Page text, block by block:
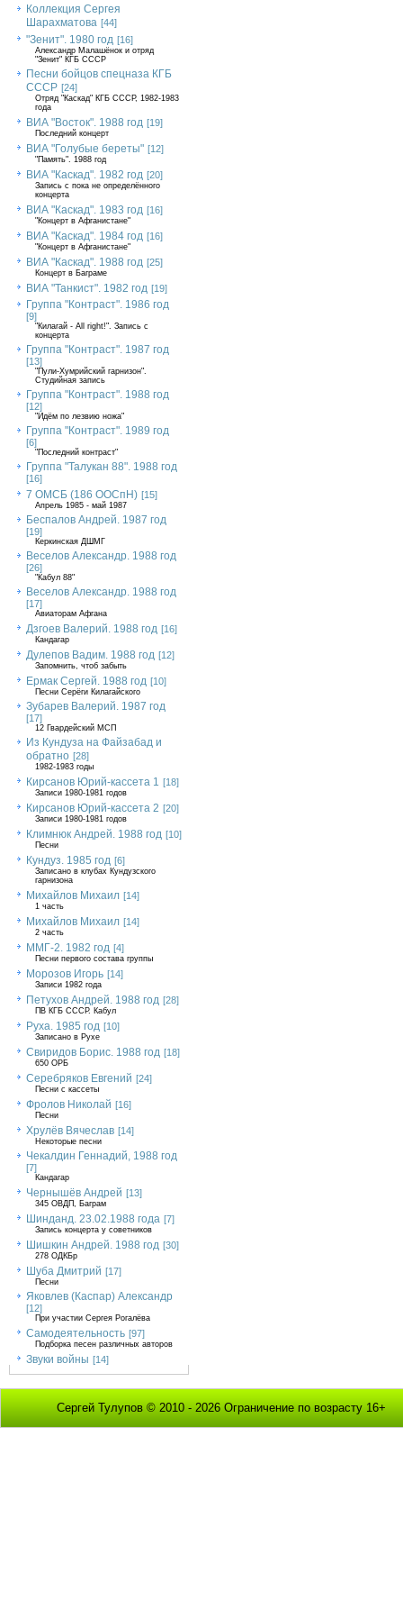
Коллекция Сергея
Шарахматова [44]
"Зенит". 1980 год [16]
Александр Малашёнок и отряд
"Зенит" КГБ СССР
Песни бойцов спецназа КГБ
СССР [24]
Отряд "Каскад" КГБ СССР, 1982-1983
года
ВИА "Восток". 1988 год [19]
Последний концерт
ВИА "Голубые береты" [12]
"Память". 1988 год
ВИА "Каскад". 1982 год [20]
Запись с пока не определённого
концерта
ВИА "Каскад". 1983 год [16]
"Концерт в Афганистане"
ВИА "Каскад". 1984 год [16]
"Концерт в Афганистане"
ВИА "Каскад". 1988 год [25]
Концерт в Баграме
ВИА "Танкист". 1982 год [19]
Группа "Контраст". 1986 год
[9]
"Килагай - All right!". Запись с
концерта
Группа "Контраст". 1987 год
[13]
"Пули-Хумрийский гарнизон".
Студийная запись
Группа "Контраст". 1988 год
[12]
"Идём по лезвию ножа"
Группа "Контраст". 1989 год
[6]
"Последний контраст"
Группа "Талукан 88". 1988 год
[16]
7 ОМСБ (186 ООСпН) [15]
Апрель 1985 - май 1987
Беспалов Андрей. 1987 год
[19]
Керкинская ДШМГ
Веселов Александр. 1988 год
[26]
"Кабул 88"
Веселов Александр. 1988 год
[17]
Авиаторам Афгана
Дзгоев Валерий. 1988 год [16]
Кандагар
Дулепов Вадим. 1988 год [12]
Запомнить, чтоб забыть
Ермак Сергей. 1988 год [10]
Песни Серёги Килагайского
Зубарев Валерий. 1987 год
[17]
12 Гвардейский МСП
Из Кундуза на Файзабад и
обратно [28]
1982-1983 годы
Кирсанов Юрий-кассета 1 [18]
Записи 1980-1981 годов
Кирсанов Юрий-кассета 2 [20]
Записи 1980-1981 годов
Климнюк Андрей. 1988 год [10]
Песни
Кундуз. 1985 год [6]
Записано в клубах Кундузского
гарнизона
Михайлов Михаил [14]
1 часть
Михайлов Михаил [14]
2 часть
ММГ-2. 1982 год [4]
Песни первого состава группы
Морозов Игорь [14]
Записи 1982 года
Петухов Андрей. 1988 год [28]
ПВ КГБ СССР. Кабул
Руха. 1985 год [10]
Записано в Рухе
Свиридов Борис. 1988 год [18]
650 ОРБ
Серебряков Евгений [24]
Песни с кассеты
Фролов Николай [16]
Песни
Хрулёв Вячеслав [14]
Некоторые песни
Чекалдин Геннадий, 1988 год
[7]
Кандагар
Чернышёв Андрей [13]
345 ОВДП, Баграм
Шинданд. 23.02.1988 года [7]
Запись концерта у советников
Шишкин Андрей. 1988 год [30]
278 ОДКБр
Шуба Дмитрий [17]
Песни
Яковлев (Каспар) Александр
[12]
При участии Сергея Рогалёва
Самодеятельность [97]
Подборка песен различных авторов
Звуки войны [14]
Сергей Тулупов © 2010 - 2026 Ограничение по возрасту 16+